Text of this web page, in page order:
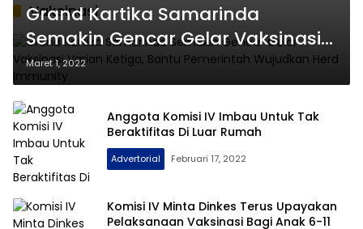
Vaksinasi
Grand Kartika Samarinda
Semakin Gencar Gelar Vaksinasi
Varian Ketiga, Bantu Pemerintah
Wujudkan Herd Immunity
Maret 1, 2022
Anggota Komisi IV Imbau Untuk Tak
Beraktifitas Di Luar Rumah
Advertorial Februari 17, 2022
Komisi IV Minta Dinkes Terus Upayakan
Pelaksanaan Vaksinasi Bagi Anak 6-11